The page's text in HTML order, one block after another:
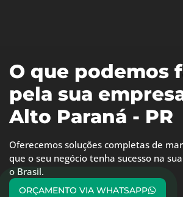
O que podemos
pela sua
Alto Paraná - PR
Oferecemos soluções completas de
que o seu negócio tenha sucesso na
o Brasil.
ORÇAMENTO VIA WHATSAPP